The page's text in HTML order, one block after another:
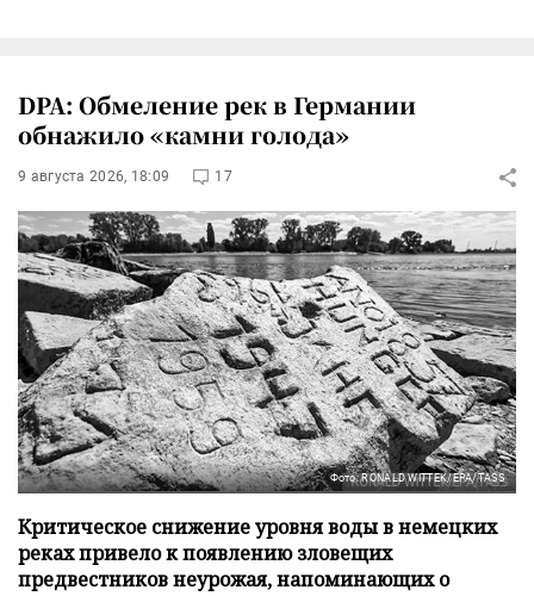
DPA: Обмеление рек в Германии
обнажило «камни голода»
9 августа 2026, 18:09 17
Фото: RONALD WITTEK/EPA/TASS
Критическое снижение уровня воды в немецких
реках привело к появлению зловещих
предвестников неурожая, напоминающих о